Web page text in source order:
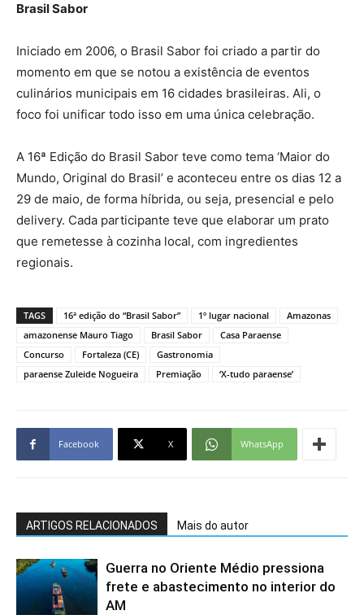
Brasil Sabor
Iniciado em 2006, o Brasil Sabor foi criado a partir do
momento em que se notou a existência de eventos
culinários municipais em 16 cidades brasileiras. Ali, o
foco foi unificar todo isso em uma única celebração.
A 16ª Edição do Brasil Sabor teve como tema ‘Maior do
Mundo, Original do Brasil’ e aconteceu entre os dias 12 a
29 de maio, de forma híbrida, ou seja, presencial e pelo
delivery. Cada participante teve que elaborar um prato
que remetesse à cozinha local, com ingredientes
regionais.
TAGS 16ª edição do “Brasil Sabor” 1º lugar nacional
Amazonas
amazonense Mauro Tiago
Brasil Sabor
Casa Paraense
Concurso
Fortaleza (CE)
Gastronomia
paraense Zuleide Nogueira
Premiação ‘X-tudo paraense’
Facebook X WhatsApp
ARTIGOS RELACIONADOS Mais do autor
Guerra no Oriente Médio pressiona
frete e abastecimento no interior do
AM